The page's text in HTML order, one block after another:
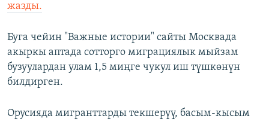
жазды.
Буга чейин "Важные истории" сайты Москвада
акыркы аптада сотторго миграциялык мыйзам
бузуулардан улам 1,5 миңге чукул иш түшкөнүн
билдирген.
Орусияда мигранттарды текшерүү, басым-кысым